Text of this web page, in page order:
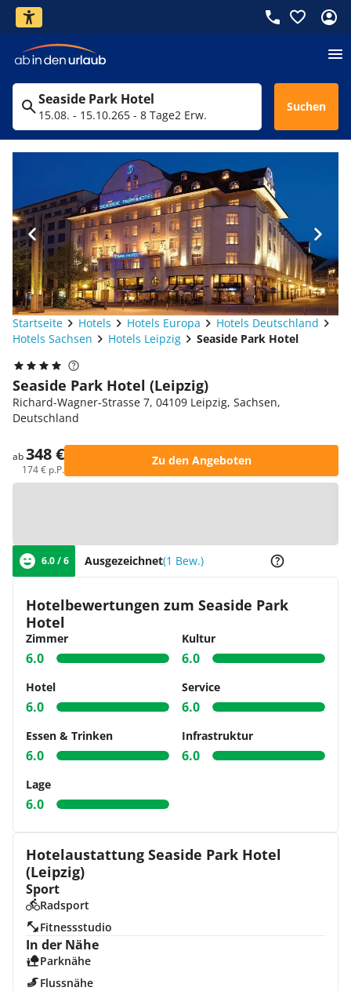
Seaside Park Hotel
15.08. - 15.10.265 - 8 Tage2 Erw.
Suchen
Startseite Hotels Hotels Europa
Hotels Deutschland
Hotels Sachsen
Hotels Leipzig Seaside Park Hotel
Seaside Park Hotel (Leipzig)
Richard-Wagner-Strasse 7, 04109 Leipzig, Sachsen,
Deutschland
ab348 €
174 € p.P.
Zu den Angeboten
6.0 / 6 Ausgezeichnet(1 Bew.)
Hotelbewertungen zum Seaside Park
Hotel
Zimmer
6.0
Kultur
6.0
Hotel
6.0
Service
6.0
Essen & Trinken
6.0
Infrastruktur
6.0
Lage
6.0
Hotelaustattung Seaside Park Hotel
(Leipzig)
Sport
Radsport
Fitnessstudio
In der Nähe
Parknähe
Flussnähe